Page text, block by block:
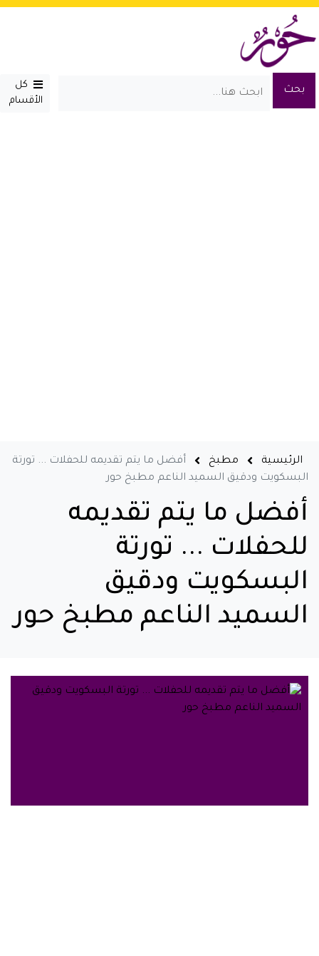
كل
الأقسام
الرئيسية مطبخ
أفضل ما يتم تقديمه للحفلات ... تورتة
البسكويت ودقيق السميد الناعم مطبخ حور
أفضل ما يتم تقديمه
للحفلات ... تورتة
البسكويت ودقيق
السميد الناعم مطبخ حور